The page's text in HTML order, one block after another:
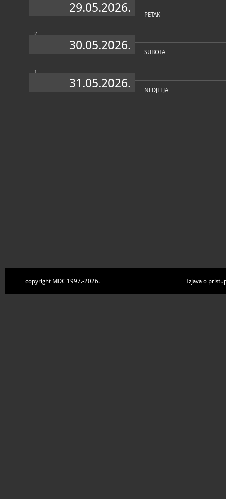
29.05.2026. PETAK
2
30.05.2026. SUBOTA
1
31.05.2026. NEDJELJA
copyright MDC 1997.-2026. Izjava o